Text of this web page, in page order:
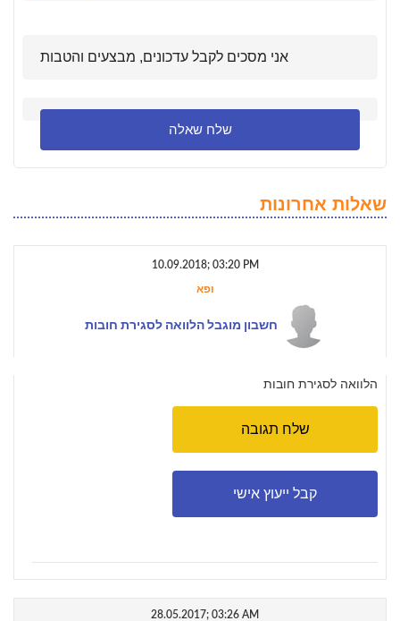
אני מסכים לקבל עדכונים, מבצעים והטבות
שאלות אחרונות
10.09.2018; 03:20 PM
ופא
חשבון מוגבל הלוואה לסגירת חובות
הלוואה לסגירת חובות
שלח תגובה
קבל ייעוץ אישי
28.05.2017; 03:26 AM